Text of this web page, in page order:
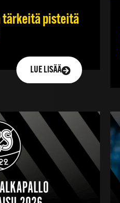
tärkeitä pisteitä
LUE LISÄÄ